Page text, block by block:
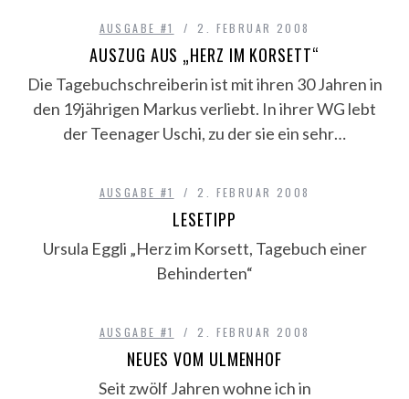
AUSGABE #1 2. FEBRUAR 2008
AUSZUG AUS „HERZ IM KORSETT“
Die Tagebuchschreiberin ist mit ihren 30 Jahren in
den 19jährigen Markus verliebt. In ihrer WG lebt
der Teenager Uschi, zu der sie ein sehr…
AUSGABE #1 2. FEBRUAR 2008
LESETIPP
Ursula Eggli „Herz im Korsett, Tagebuch einer
Behinderten“
AUSGABE #1 2. FEBRUAR 2008
NEUES VOM ULMENHOF
Seit zwölf Jahren wohne ich in